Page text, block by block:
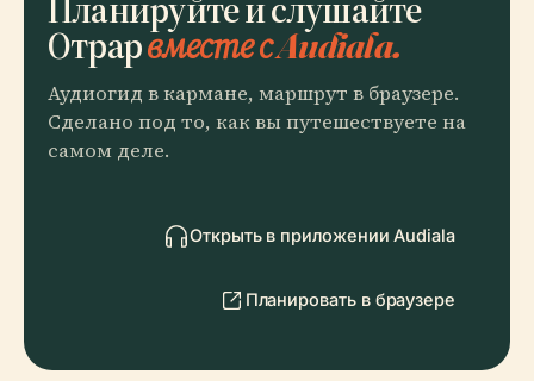
Отрарвместе с Audiala.
Аудиогид в кармане, маршрут в браузере.
Сделано под то, как вы путешествуете на
самом деле.
Открыть в приложении Audiala
Планировать в браузере